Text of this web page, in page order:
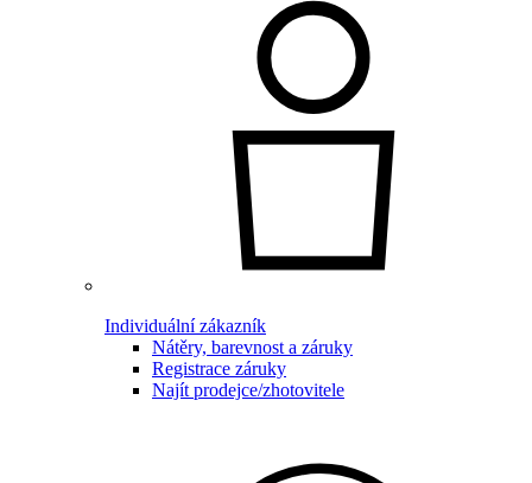
Individuální zákazník
Nátěry, barevnost a záruky
Registrace záruky
Najít prodejce/zhotovitele